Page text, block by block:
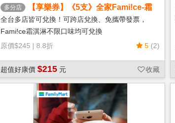
多分店
【享樂券】《5支》全家Fami!ce-霜
淇淋(口味不限)
全台多店皆可兌換！可跨店兌換、免攜帶發票，
Fami!ce霜淇淋不限口味均可兌換
原價$245 | 8.8折 5 (2)
超值好康價 $215 元 收藏